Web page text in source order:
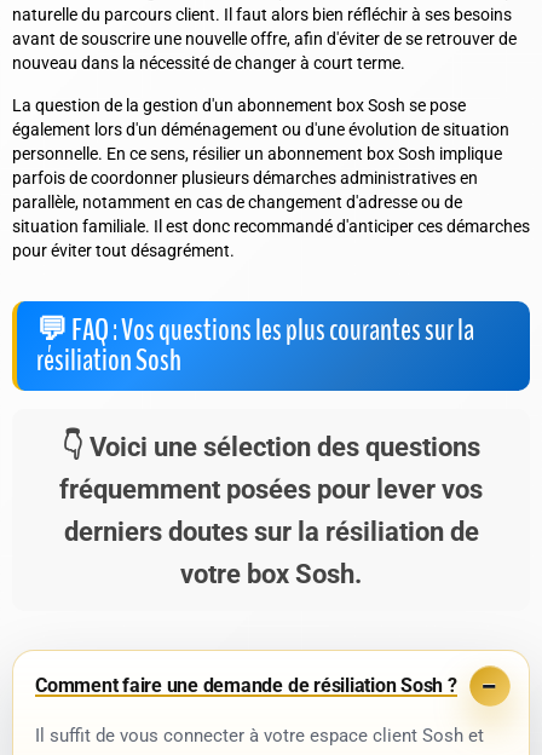
naturelle du parcours client. Il faut alors bien réfléchir à ses besoins
avant de souscrire une nouvelle offre, afin d'éviter de se retrouver de
nouveau dans la nécessité de changer à court terme.
La question de la gestion d'un abonnement box Sosh se pose
également lors d'un déménagement ou d'une évolution de situation
personnelle. En ce sens, résilier un abonnement box Sosh implique
parfois de coordonner plusieurs démarches administratives en
parallèle, notamment en cas de changement d'adresse ou de
situation familiale. Il est donc recommandé d'anticiper ces démarches
pour éviter tout désagrément.
FAQ : Vos questions les plus courantes sur la
résiliation Sosh
Voici une sélection des questions
fréquemment posées pour lever vos
derniers doutes sur la résiliation de
votre box Sosh.
Comment faire une demande de résiliation Sosh ?
Il suffit de vous connecter à votre espace client Sosh et